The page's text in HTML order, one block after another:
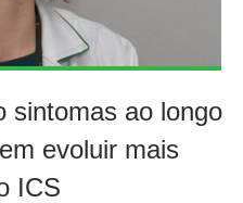
sintomas ao longo
evoluir mais
ICS